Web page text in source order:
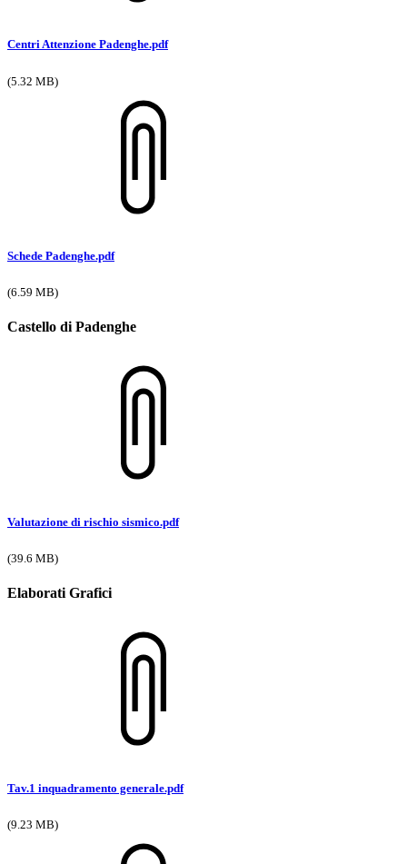
Centri Attenzione Padenghe.pdf
(5.32 MB)
Schede Padenghe.pdf
(6.59 MB)
Castello di Padenghe
Valutazione di rischio sismico.pdf
(39.6 MB)
Elaborati Grafici
Tav.1 inquadramento generale.pdf
(9.23 MB)